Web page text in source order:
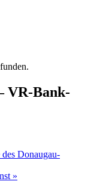
VR-Bank-
Donaugau-
»